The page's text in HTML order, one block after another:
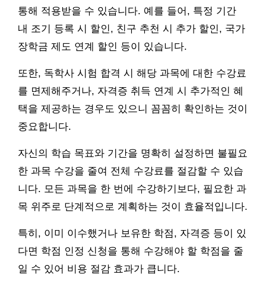
통해 적용받을 수 있습니다. 예를 들어, 특정 기간
내 조기 등록 시 할인, 친구 추천 시 추가 할인, 국가
장학금 제도 연계 할인 등이 있습니다.
또한, 독학사 시험 합격 시 해당 과목에 대한 수강료
를 면제해주거나, 자격증 취득 연계 시 추가적인 혜
택을 제공하는 경우도 있으니 꼼꼼히 확인하는 것이
중요합니다.
자신의 학습 목표와 기간을 명확히 설정하면 불필요
한 과목 수강을 줄여 전체 수강료를 절감할 수 있습
니다. 모든 과목을 한 번에 수강하기보다, 필요한 과
목 위주로 단계적으로 계획하는 것이 효율적입니다.
특히, 이미 이수했거나 보유한 학점, 자격증 등이 있
다면 학점 인정 신청을 통해 수강해야 할 학점을 줄
일 수 있어 비용 절감 효과가 큽니다.